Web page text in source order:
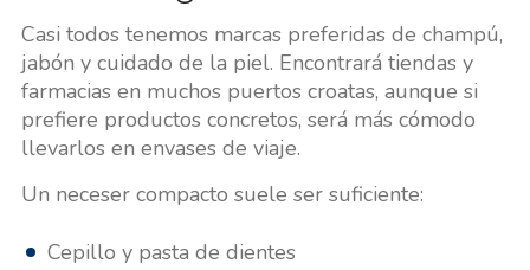
Casi todos tenemos marcas preferidas de champú,
jabón y cuidado de la piel. Encontrará tiendas y
farmacias en muchos puertos croatas, aunque si
prefiere productos concretos, será más cómodo
llevarlos en envases de viaje.
Un neceser compacto suele ser suficiente:
Cepillo y pasta de dientes